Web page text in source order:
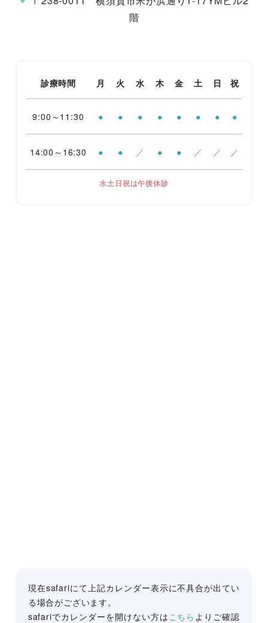
階
診療時間 月 火 水 木 金 土 日 祝
9:00～11:30 ● ● ● ● ● ● ● ●
14:00～16:30 ● ● ／ ● ● ／ ／ ／
水土日祝は午後休診
現在safariにて上記カレンダー表示に不具合が出てい
る場合がございます。
safariでカレンダーを開けない方はこちら よりご確認